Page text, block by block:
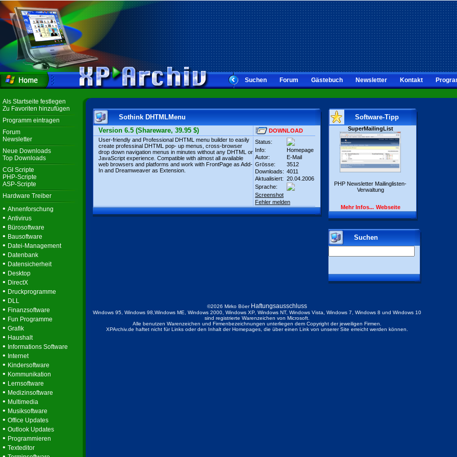
Suchen Forum Gästebuch Newsletter Kontakt
Als Startseite festlegen
Zu Favoriten hinzufügen
Programm eintragen
Forum
Newsletter
Neue Downloads
Top Downloads
CGI Scripte
PHP-Scripte
ASP-Scripte
Hardware Treiber
• Ahnenforschung
• Antivirus
• Bürosoftware
• Bausoftware
• Datei-Management
• Datenbank
• Datensicherheit
• Desktop
• DirectX
• Druckprogramme
• DLL
• Finanzsoftware
• Fun Programme
• Grafik
• Haushalt
• Informations Software
• Internet
• Kindersoftware
• Kommunikation
• Lernsoftware
• Medizinsoftware
• Multimedia
• Musiksoftware
• Office Updates
• Outlook Updates
• Programmieren
• Texteditor
Sothink DHTMLMenu
Version 6.5 (Shareware, 39.95 $)
DOWNLOAD
User-friendly and Professional DHTML menu builder to easily
create professinal DHTML pop- up menus, cross-browser
drop down navigation menus in minutes without any DHTML or
JavaScript experience. Compatible with almost all available
web browsers and platforms and work with FrontPage as Add-
In and Dreamweaver as Extension.
Status:
Info:
Homepage
Autor:
E-Mail
Grösse:
3512
Downloads: 4011
Aktualisiert: 20.04.2006
Sprache:
Screenshot
Fehler melden
Software-Tipp
SuperMailingList
PHP Newsletter Mailinglisten-
Verwaltung
Mehr Infos... Webseite
Suchen
©2026 Mirko Böer Haftungsausschluss
Windows 95, Windows 98,Windows ME, Windows 2000, Windows XP, Windows NT, Windows Vista, Windows 7, Windows 8 und Windows 10
sind registrierte Warenzeichen von Microsoft.
Alle benutzen Warenzeichen und Firmenbezeichnungen unterliegen dem Copyright der jeweiligen Firmen.
XPArchiv.de haftet nicht für Links oder den Inhalt der Homepages, die über einen Link von unserer Site erreicht werden können.